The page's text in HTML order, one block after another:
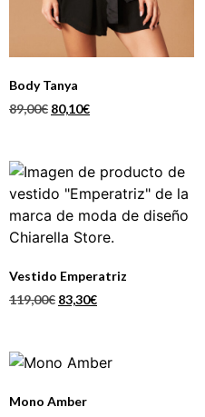
Body Tanya
89,00€ 80,10€
Vestido Emperatriz
119,00€ 83,30€
Mono Amber